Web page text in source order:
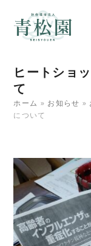
ヒートショ
て
ホーム » お知らせ »
について